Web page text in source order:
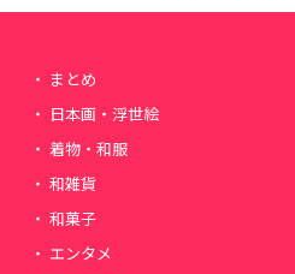
まとめ
日本画・浮世絵
着物・和服
和雑貨
和菓子
エンタメ